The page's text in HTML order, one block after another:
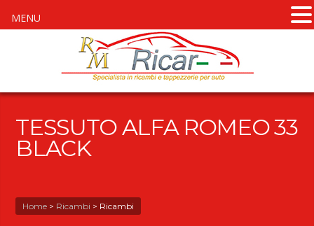
TESSUTO ALFA ROMEO 33
BLACK
Home > Ricambi > Ricambi
MENU